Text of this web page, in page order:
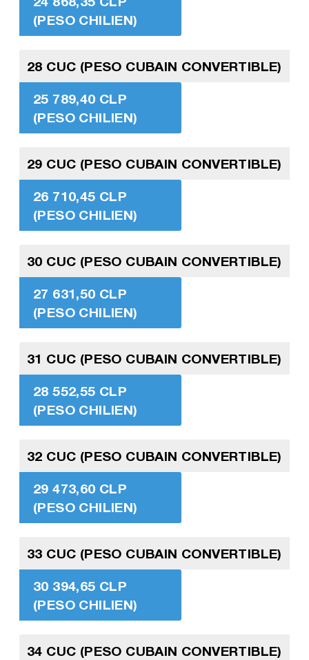
(PESO CHILIEN)
28 CUC (PESO CUBAIN CONVERTIBLE)
25 789,40 CLP
(PESO CHILIEN)
29 CUC (PESO CUBAIN CONVERTIBLE)
26 710,45 CLP
(PESO CHILIEN)
30 CUC (PESO CUBAIN CONVERTIBLE)
27 631,50 CLP
(PESO CHILIEN)
31 CUC (PESO CUBAIN CONVERTIBLE)
28 552,55 CLP
(PESO CHILIEN)
32 CUC (PESO CUBAIN CONVERTIBLE)
29 473,60 CLP
(PESO CHILIEN)
33 CUC (PESO CUBAIN CONVERTIBLE)
30 394,65 CLP
(PESO CHILIEN)
34 CUC (PESO CUBAIN CONVERTIBLE)